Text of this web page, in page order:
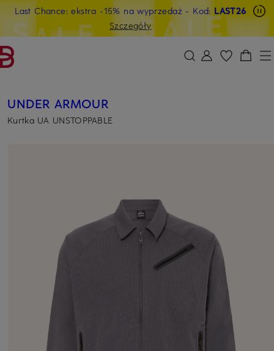
PRZEJDŹ DO GŁÓWNEJ TREŚCI PRZEJDŹ DO WYSZUKIWANIA
Last Chance: ekstra -15% na wyprzedaż - Kod: LAST26
Szczegóły
UNDER ARMOUR
Kurtka UA UNSTOPPABLE